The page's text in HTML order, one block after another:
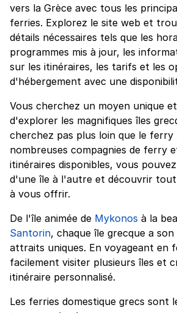
vers la Grèce avec tous les
ferries. Explorez le site web et
détails nécessaires tels que les
programmes mis à jour, les
sur les itinéraires, les tarifs et les
d'hébergement avec une
Vous cherchez un moyen unique
d'explorer les magnifiques îles
cherchez pas plus loin que le ferry
nombreuses compagnies de ferry
itinéraires disponibles, vous
d'une île à l'autre et découvrir tout
à vous offrir.
De l'île animée de Mykonos à la
Santorin, chaque île grecque a
attraits uniques. En voyageant en
facilement visiter plusieurs îles et
itinéraire personnalisé.
Les ferries domestique grecs sont